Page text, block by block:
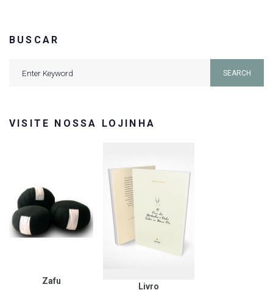
BUSCAR
SEARCH
VISITE NOSSA LOJINHA
Zafu
Livro